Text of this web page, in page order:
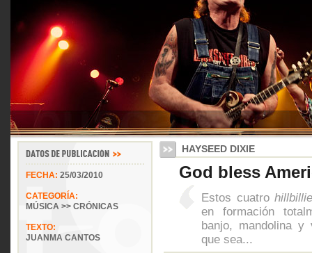
FECHA: 25/03/2010
CATEGORÍA:
MÚSICA >> CRÓNICAS
TEXTO:
JUANMA CANTOS
HAYSEED DIXIE
God bless
Estos cuatro
en formación
banjo, mandolina
que sea...